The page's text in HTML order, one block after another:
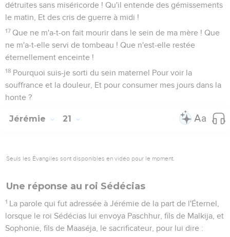
détruites sans miséricorde ! Qu'il entende des gémissements
le matin, Et des cris de guerre à midi !
17 Que ne m'a-t-on fait mourir dans le sein de ma mère ! Que
ne m'a-t-elle servi de tombeau ! Que n'est-elle restée
éternellement enceinte !
18 Pourquoi suis-je sorti du sein maternel Pour voir la
souffrance et la douleur, Et pour consumer mes jours dans la
honte ?
Jérémie 21
Seuls les Évangiles sont disponibles en vidéo pour le moment.
Une réponse au roi Sédécias
1 La parole qui fut adressée à Jérémie de la part de l'Éternel,
lorsque le roi Sédécias lui envoya Paschhur, fils de Malkija, et
Sophonie, fils de Maaséja, le sacrificateur, pour lui dire :